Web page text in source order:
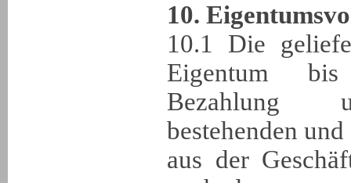
10.
10.1 Die
Eigentum
Bezahlung
bestehenden
aus der